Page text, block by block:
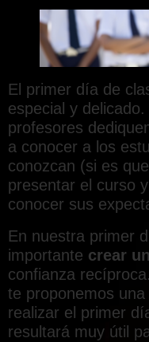
El primer día de
especial y
profesores
a conocer a los
conozcan (si es
presentar el curso
conocer sus
En nuestra primer
importante crear
confianza
te proponemos
realizar el primer
resultará muy útil